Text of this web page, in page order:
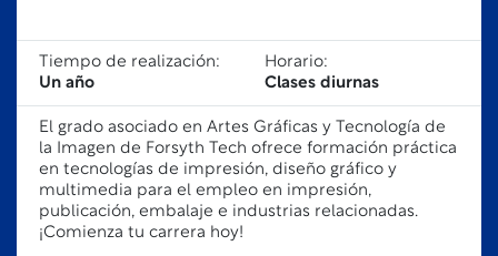
Tiempo de realización:
Un año
Horario:
Clases diurnas
El grado asociado en Artes Gráficas y Tecnología de
la Imagen de Forsyth Tech ofrece formación práctica
en tecnologías de impresión, diseño gráfico y
multimedia para el empleo en impresión,
publicación, embalaje e industrias relacionadas.
¡Comienza tu carrera hoy!